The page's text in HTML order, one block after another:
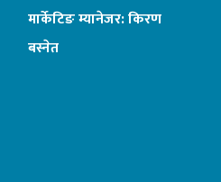
मार्केटिङ म्यानेजर: किरण
बस्नेत